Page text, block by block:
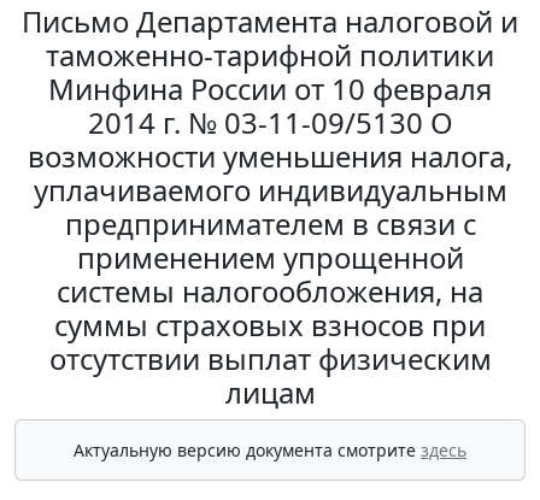
Письмо Департамента налоговой и
таможенно-тарифной политики
Минфина России от 10 февраля
2014 г. № 03-11-09/5130 О
возможности уменьшения налога,
уплачиваемого индивидуальным
предпринимателем в связи с
применением упрощенной
системы налогообложения, на
суммы страховых взносов при
отсутствии выплат физическим
лицам
Актуальную версию документа смотрите здесь